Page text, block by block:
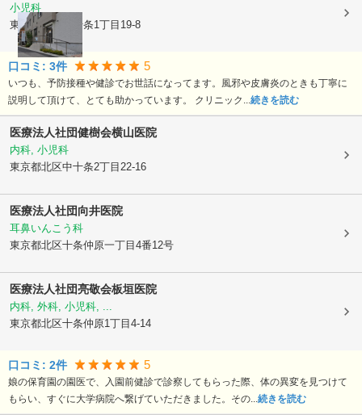
小児科
東京都北区
上十条1丁目19-8
口コミ: 3件 5
いつも、予防接種や健診でお世話になってます。風邪や皮膚炎のときも丁寧に
説明して頂けて、とても助かっています。 クリニック...続きを読む
医療法人社団健樹会横山医院
内科, 小児科
東京都北区中十条2丁目22-16
医療法人社団向井医院
耳鼻いんこう科
東京都北区十条仲原一丁目4番12号
医療法人社団亮敬会板垣医院
内科, 外科, 小児科, ...
東京都北区十条仲原1丁目4-14
口コミ: 2件 5
娘の保育園の園医で、入園前健診で診察してもらった際、体の異変を見つけて
もらい、すぐに大学病院へ繋げていただきました。その...続きを読む